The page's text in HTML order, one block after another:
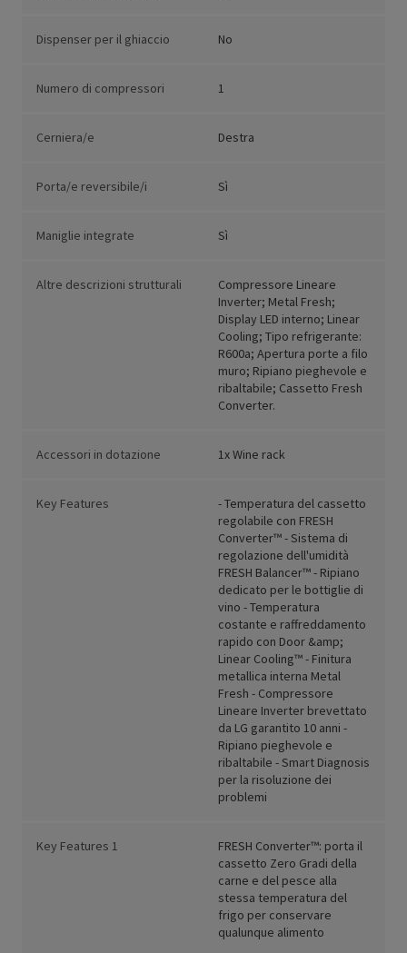
Dispenser per il ghiaccio No
Numero di compressori 1
Cerniera/e Destra
Porta/e reversibile/i Sì
Maniglie integrate Sì
Altre descrizioni strutturali
Compressore Lineare
Inverter; Metal Fresh;
Display LED interno; Linear
Cooling; Tipo refrigerante:
R600a; Apertura porte a filo
muro; Ripiano pieghevole e
ribaltabile; Cassetto Fresh
Converter.
Accessori in dotazione 1x Wine rack
Key Features
- Temperatura del cassetto
regolabile con FRESH
Converter™ - Sistema di
regolazione dell'umidità
FRESH Balancer™ - Ripiano
dedicato per le bottiglie di
vino - Temperatura
costante e raffreddamento
rapido con Door &amp;
Linear Cooling™ - Finitura
metallica interna Metal
Fresh - Compressore
Lineare Inverter brevettato
da LG garantito 10 anni -
Ripiano pieghevole e
ribaltabile - Smart Diagnosis
per la risoluzione dei
problemi
Key Features 1
FRESH Converter™: porta il
cassetto Zero Gradi della
carne e del pesce alla
stessa temperatura del
frigo per conservare
qualunque alimento